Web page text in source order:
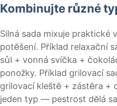
Kombinujte různé
Silná sada mixuje praktické
potěšení. Příklad relaxační
sůl + vonná svíčka +
ponožky. Příklad grilovací
grilovací kleště + zástěra +
jeden typ — pestrost dělá